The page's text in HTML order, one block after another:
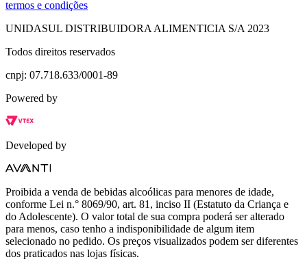
termos e condições
UNIDASUL DISTRIBUIDORA ALIMENTICIA S/A 2023
Todos direitos reservados
cnpj: 07.718.633/0001-89
Powered by
Developed by
Proibida a venda de bebidas alcoólicas para menores de idade,
conforme Lei n.° 8069/90, art. 81, inciso II (Estatuto da Criança e
do Adolescente). O valor total de sua compra poderá ser alterado
para menos, caso tenho a indisponibilidade de algum item
selecionado no pedido. Os preços visualizados podem ser diferentes
dos praticados nas lojas físicas.